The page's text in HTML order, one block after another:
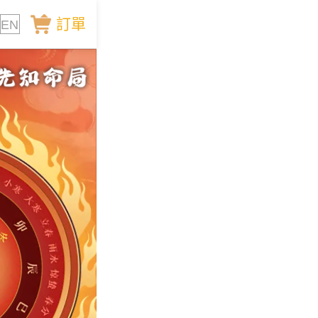
EN 訂單